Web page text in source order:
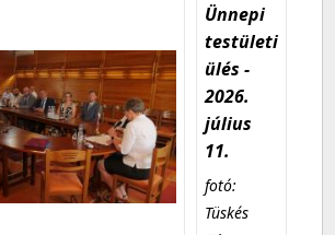
Ünnepi
testületi
ülés -
2026.
július
11.
fotó:
Tüskés